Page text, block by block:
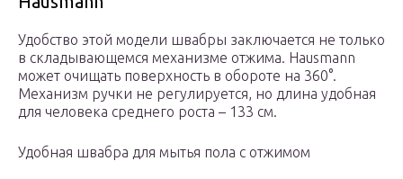
Удобство этой модели швабры заключается не только
в складывающемся механизме отжима. Hausmann
может очищать поверхность в обороте на 360°.
Механизм ручки не регулируется, но длина удобная
для человека среднего роста – 133 см.
Удобная швабра для мытья пола с отжимом